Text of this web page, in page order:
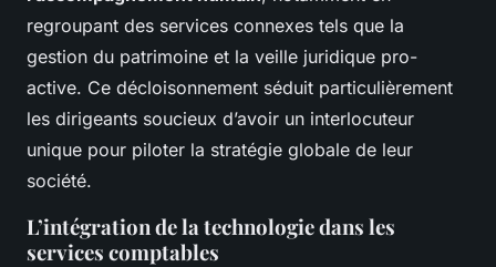
regroupant des services connexes tels que la
gestion du patrimoine et la veille juridique pro-
active. Ce décloisonnement séduit particulièrement
les dirigeants soucieux d’avoir un interlocuteur
unique pour piloter la stratégie globale de leur
société.
L’intégration de la technologie dans les
services comptables